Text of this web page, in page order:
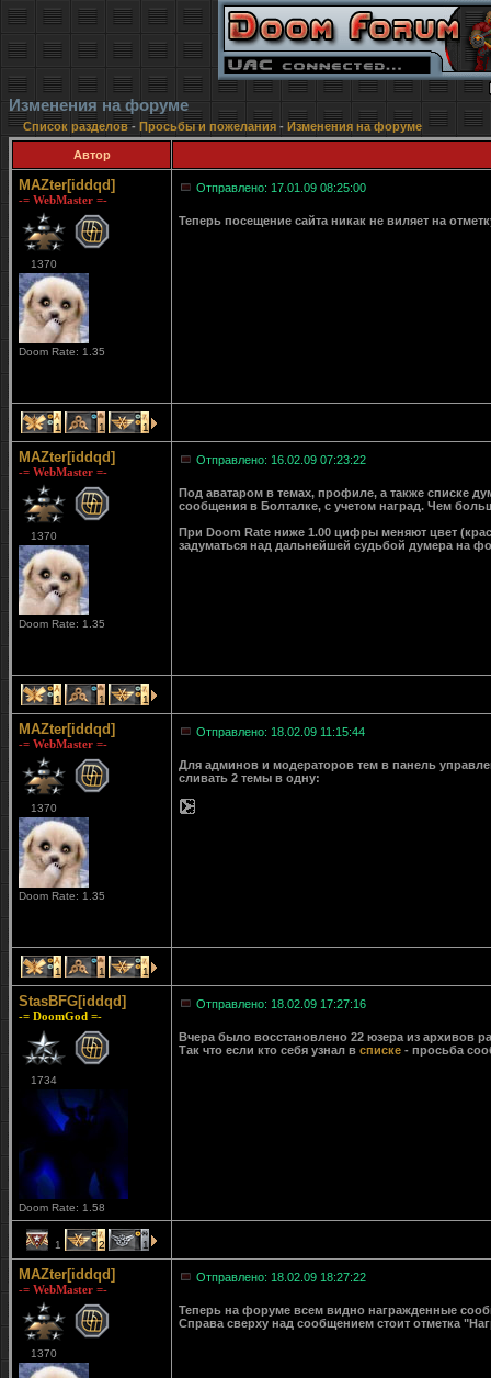
Изменения на форуме
Список разделов- Просьбы и пожелания - Изменения на форуме
Автор
MAZter[iddqd]
-= WebMaster =-
1370
Doom Rate: 1.35
Отправлено: 17.01.09 08:25:00
Теперь посещение сайта никак не виляет на
1 1 1
MAZter[iddqd]
-= WebMaster =-
1370
Doom Rate: 1.35
Отправлено: 16.02.09 07:23:22
Под аватаром в темах, профиле, а также списке
сообщения в Болталке, с учетом наград. Чем
При Doom Rate ниже 1.00 цифры меняют цвет
задуматься над дальнейшей судьбой думера на
1 1 1
MAZter[iddqd]
-= WebMaster =-
1370
Doom Rate: 1.35
Отправлено: 18.02.09 11:15:44
Для админов и модераторов тем в панель
сливать 2 темы в одну:
1 1 1
StasBFG[iddqd]
-= DoomGod =-
1734
Doom Rate: 1.58
Отправлено: 18.02.09 17:27:16
Вчера было восстановлено 22 юзера из архивов
Так что если кто себя узнал в списке - просьба
1 2 1
MAZter[iddqd]
-= WebMaster =-
1370
Отправлено: 18.02.09 18:27:22
Теперь на форуме всем видно награжденные
Справа сверху над сообщением стоит отметка